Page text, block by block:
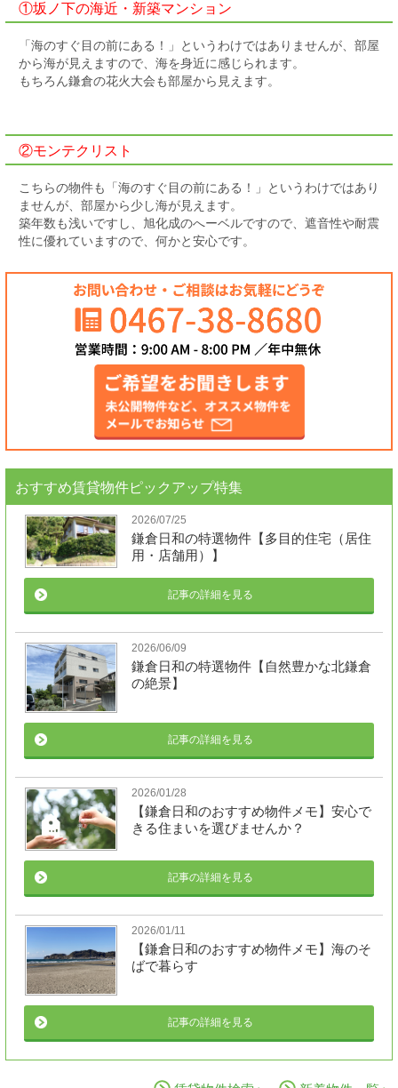
①坂ノ下の海近・新築マンション
「海のすぐ目の前にある！」というわけではありませんが、部屋
から海が見えますので、海を身近に感じられます。
もちろん鎌倉の花火大会も部屋から見えます。
②モンテクリスト
こちらの物件も「海のすぐ目の前にある！」というわけではあり
ませんが、部屋から少し海が見えます。
築年数も浅いですし、旭化成のへーベルですので、遮音性や耐震
性に優れていますので、何かと安心です。
おすすめ賃貸物件ピックアップ特集
2026/07/25
鎌倉日和の特選物件【多目的住宅（居住
用・店舗用）】
記事の詳細を見る
2026/06/09
鎌倉日和の特選物件【自然豊かな北鎌倉
の絶景】
記事の詳細を見る
2026/01/28
【鎌倉日和のおすすめ物件メモ】安心で
きる住まいを選びませんか？
記事の詳細を見る
2026/01/11
【鎌倉日和のおすすめ物件メモ】海のそ
ばで暮らす
記事の詳細を見る